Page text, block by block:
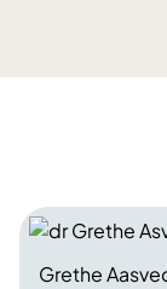
Grethe